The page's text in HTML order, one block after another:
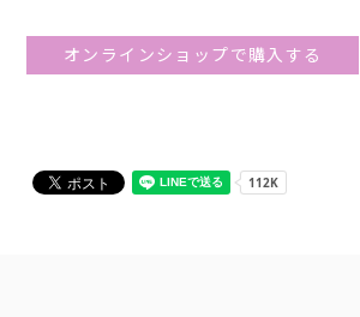
オンラインショップで購入する